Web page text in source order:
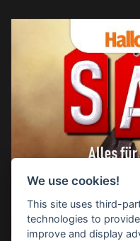
We use cookies!
This site uses third-
technologies to
improve and display